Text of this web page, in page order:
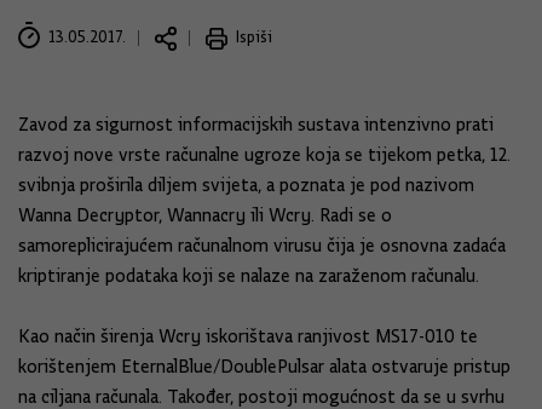
13.05.2017. Ispiši
Zavod za sigurnost informacijskih sustava intenzivno prati
razvoj nove vrste računalne ugroze koja se tijekom petka, 12.
svibnja proširila diljem svijeta, a poznata je pod nazivom
Wanna Decryptor, Wannacry ili Wcry. Radi se o
samoreplicirajućem računalnom virusu čija je osnovna zadaća
kriptiranje podataka koji se nalaze na zaraženom računalu.
Kao način širenja Wcry iskorištava ranjivost MS17-010 te
korištenjem EternalBlue/DoublePulsar alata ostvaruje pristup
na ciljana računala. Također, postoji mogućnost da se u svrhu